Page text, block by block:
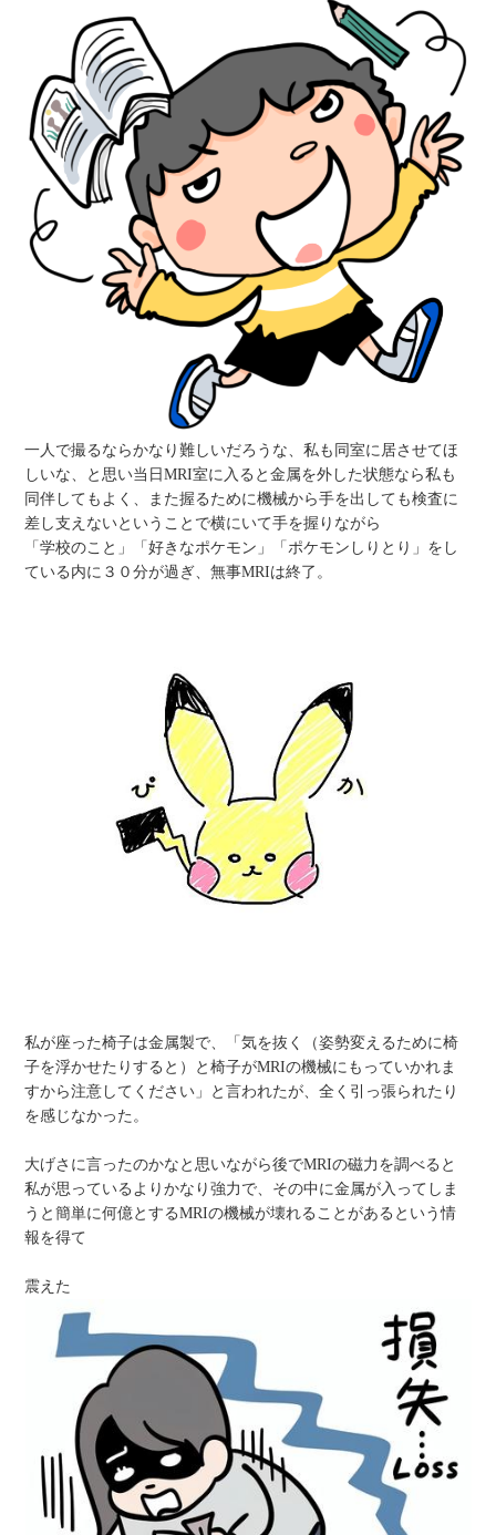
一人で撮るならかなり難しいだろうな、私も同室に居させてほ
しいな、と思い当日MRI室に入ると金属を外した状態なら私も
同伴してもよく、また握るために機械から手を出しても検査に
差し支えないということで横にいて手を握りながら
「学校のこと」「好きなポケモン」「ポケモンしりとり」をし
ている内に３０分が過ぎ、無事MRIは終了。
私が座った椅子は金属製で、「気を抜く（姿勢変えるために椅
子を浮かせたりすると）と椅子がMRIの機械にもっていかれま
すから注意してください」と言われたが、全く引っ張られたり
を感じなかった。
大げさに言ったのかなと思いながら後でMRIの磁力を調べると
私が思っているよりかなり強力で、その中に金属が入ってしま
うと簡単に何億とするMRIの機械が壊れることがあるという情
報を得て
震えた